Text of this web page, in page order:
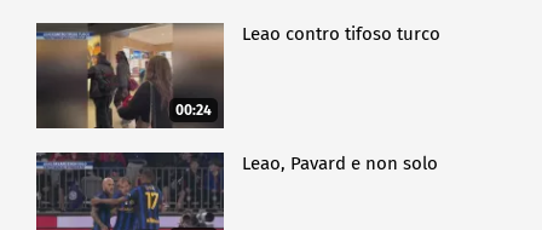
00:24
Leao contro tifoso turco
Leao, Pavard e non solo